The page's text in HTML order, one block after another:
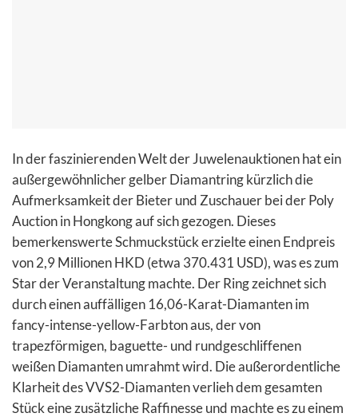
In der faszinierenden Welt der Juwelenauktionen hat ein
außergewöhnlicher gelber Diamantring kürzlich die
Aufmerksamkeit der Bieter und Zuschauer bei der Poly
Auction in Hongkong auf sich gezogen. Dieses
bemerkenswerte Schmuckstück erzielte einen Endpreis
von 2,9 Millionen HKD (etwa 370.431 USD), was es zum
Star der Veranstaltung machte. Der Ring zeichnet sich
durch einen auffälligen 16,06-Karat-Diamanten im
fancy-intense-yellow-Farbton aus, der von
trapezförmigen, baguette- und rundgeschliffenen
weißen Diamanten umrahmt wird. Die außerordentliche
Klarheit des VVS2-Diamanten verlieh dem gesamten
Stück eine zusätzliche Raffinesse und machte es zu einem